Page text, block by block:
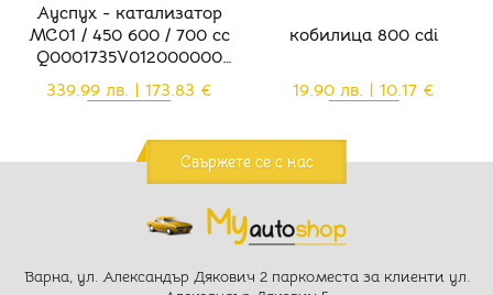
Ауспух - катализатор
MC01 / 450 600 / 700 cc
Q0001735V012000000
Q0002932V008000000
Q0006315V003000000
339.99 лв. | 173.83 €
кобилица 800 cdi
19.90 лв. | 10.17 €
Свържете се с нас
Варна, ул. Александър Дякович 2 паркоместа за клиенти ул.